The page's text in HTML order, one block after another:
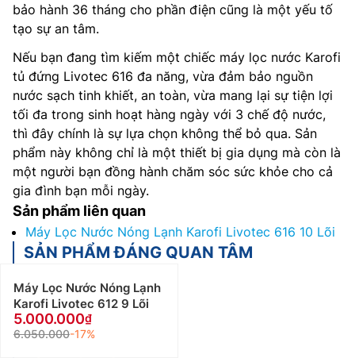
bảo hành 36 tháng cho phần điện cũng là một yếu tố
tạo sự an tâm.
Nếu bạn đang tìm kiếm một chiếc máy lọc nước Karofi
tủ đứng Livotec 616 đa năng, vừa đảm bảo nguồn
nước sạch tinh khiết, an toàn, vừa mang lại sự tiện lợi
tối đa trong sinh hoạt hàng ngày với 3 chế độ nước,
thì đây chính là sự lựa chọn không thể bỏ qua. Sản
phẩm này không chỉ là một thiết bị gia dụng mà còn là
một người bạn đồng hành chăm sóc sức khỏe cho cả
gia đình bạn mỗi ngày.
Sản phẩm liên quan
Máy Lọc Nước Nóng Lạnh Karofi Livotec 616 10 Lõi
SẢN PHẨM ĐÁNG QUAN TÂM
Máy Lọc Nước Nóng Lạnh
Karofi Livotec 612 9 Lõi
5.000.000
6.050.000-17%